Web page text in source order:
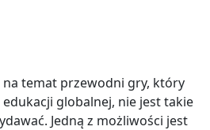
na temat przewodni gry, który
globalnej, nie jest takie
Jedną z możliwości jest